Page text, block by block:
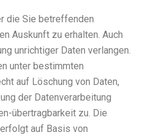
die Sie betreffenden
Auskunft zu erhalten. Auch
unrichtiger Daten verlangen.
unter bestimmten
auf Löschung von Daten,
der Datenverarbeitung
übertragbarkeit zu. Die
auf Basis von